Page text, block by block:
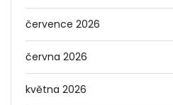
července 2026
června 2026
května 2026